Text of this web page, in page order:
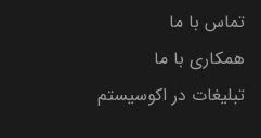
تماس با ما
همکاری با ما
تبلیغات در اکوسیستم